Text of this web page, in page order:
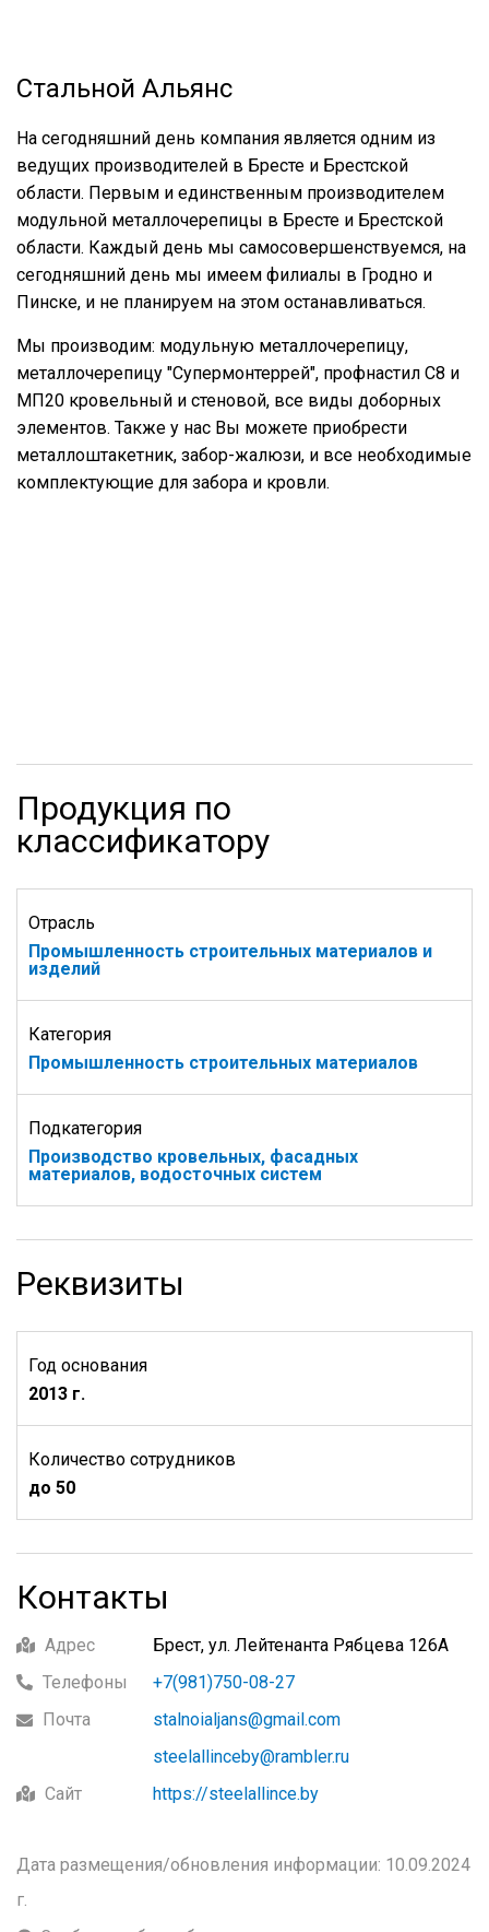
Стальной Альянс
На сегодняшний день компания является одним из
ведущих производителей в Бресте и Брестской
области. Первым и единственным производителем
модульной металлочерепицы в Бресте и Брестской
области. Каждый день мы самосовершенствуемся, на
сегодняшний день мы имеем филиалы в Гродно и
Пинске, и не планируем на этом останавливаться.
Мы производим: модульную металлочерепицу,
металлочерепицу "Супермонтеррей", профнастил С8 и
МП20 кровельный и стеновой, все виды доборных
элементов. Также у нас Вы можете приобрести
металлоштакетник, забор-жалюзи, и все необходимые
комплектующие для забора и кровли.
Продукция по
классификатору
Отрасль
Промышленность строительных материалов и
изделий
Категория
Промышленность строительных материалов
Подкатегория
Производство кровельных, фасадных
материалов, водосточных систем
Реквизиты
Год основания
2013 г.
Количество сотрудников
до 50
Контакты
Адрес
Брест, ул. Лейтенанта Рябцева 126А
Телефоны
+7(981)750-08-27
Почта
stalnoialjans@gmail.com
steelallinceby@rambler.ru
Сайт
https://steelallince.by
Дата размещения/обновления информации: 10.09.2024
г.